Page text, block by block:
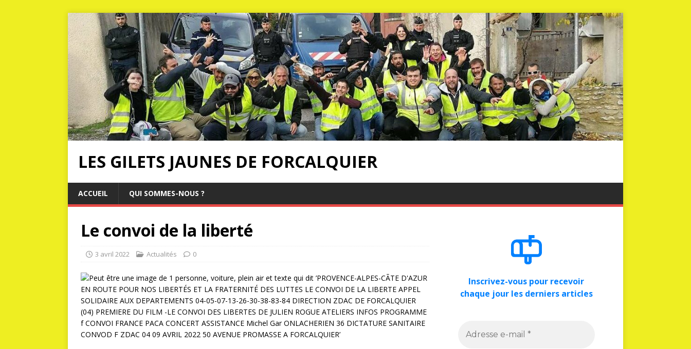
LES GILETS JAUNES DE FORCALQUIER
ACCUEIL QUI SOMMES-NOUS ?
Le convoi de la liberté
3 avril 2022 Actualités 0
Inscrivez-vous pour recevoir
chaque jour les derniers articles